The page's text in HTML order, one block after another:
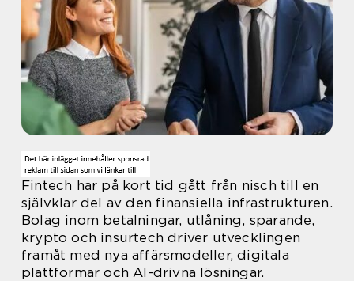
Fintech har på kort tid gått från nisch till en
självklar del av den finansiella infrastrukturen.
Bolag inom betalningar, utlåning, sparande,
krypto och insurtech driver utvecklingen
framåt med nya affärsmodeller, digitala
plattformar och AI-drivna lösningar.